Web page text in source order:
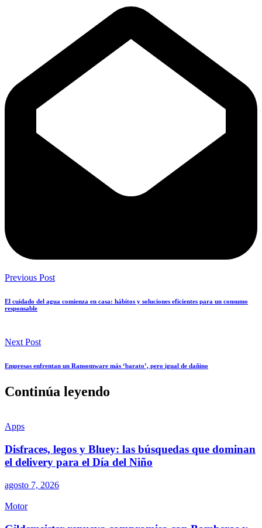
Previous Post
El cuidado del agua comienza en casa: hábitos y soluciones eficientes para un consumo
responsable
Next Post
Empresas enfrentan un Ransomware más ‘barato’, pero igual de dañino
Continúa leyendo
Apps
Disfraces, legos y Bluey: las búsquedas que dominan
el delivery para el Día del Niño
agosto 7, 2026
Motor